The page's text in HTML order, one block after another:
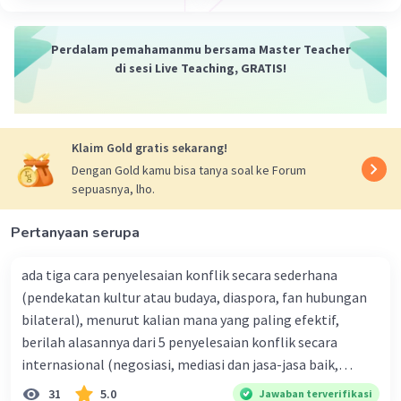
pengambilan keputusan serta
akuntabilitas pemerintah terhadap rakyat.
mekanisme hukum atau diplomasi untuk
menyelesaikan konflik politik.
Partisipasi Publik : Mendorong partisipasi
aktif masyarakat dalam proses politik
melalui pemilihan umum atau konsultasi
publik.
integritas dalam perilaku politik, termasuk
larangan korupsi dan penyalahgunaan
kekuasaan.
Perdalam pemahamanmu bersama Master Teacher
di sesi Live Teaching, GRATIS!
Klaim Gold gratis sekarang!
Dengan Gold kamu bisa tanya soal ke Forum
sepuasnya, lho.
Pertanyaan serupa
ada tiga cara penyelesaian konflik secara sederhana
(pendekatan kultur atau budaya, diaspora, fan hubungan
bilateral), menurut kalian mana yang paling efektif,
berilah alasannya dari 5 penyelesaian konflik secara
internasional (negosiasi, mediasi dan jasa-jasa baik,
konsiliasi, penyelidikan, dan penyelesaian di bawah
31 5.0 Jawaban terverifikasi